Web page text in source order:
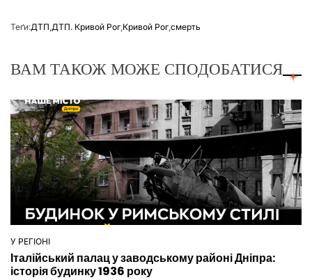
Теґи:ДТП ДТП. Кривой Рог Кривой Рог смерть
ВАМ ТАКОЖ МОЖЕ СПОДОБАТИСЯ
ОПУБЛІКУВАТИ
У
У РЕГІОНІ
Італійський палац у заводському районі Дніпра:
історія будинку 1936 року